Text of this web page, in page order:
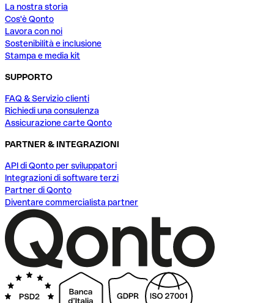
La nostra storia
Cos'è Qonto
Lavora con noi
Sostenibilità e inclusione
Stampa e media kit
SUPPORTO
FAQ & Servizio clienti
Richiedi una consulenza
Assicurazione carte Qonto
PARTNER & INTEGRAZIONI
API di Qonto per sviluppatori
Integrazioni di software terzi
Partner di Qonto
Diventare commercialista partner